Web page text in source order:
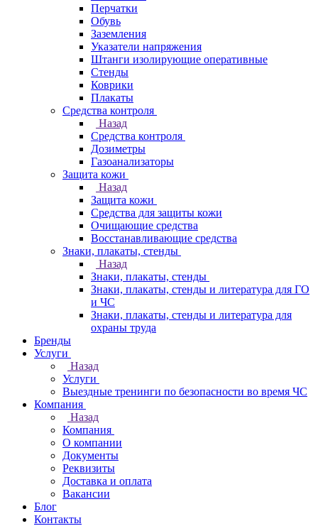
Перчатки
Обувь
Заземления
Указатели напряжения
Штанги изолирующие оперативные
Стенды
Коврики
Плакаты
Средства контроля
Назад
Средства контроля
Дозиметры
Газоанализаторы
Защита кожи
Назад
Защита кожи
Средства для защиты кожи
Очищающие средства
Восстанавливающие средства
Знаки, плакаты, стенды
Назад
Знаки, плакаты, стенды
Знаки, плакаты, стенды и литература для ГО
и ЧС
Знаки, плакаты, стенды и литература для
охраны труда
Бренды
Услуги
Назад
Услуги
Выездные тренинги по безопасности во время ЧС
Компания
Назад
Компания
О компании
Документы
Реквизиты
Доставка и оплата
Вакансии
Блог
Контакты